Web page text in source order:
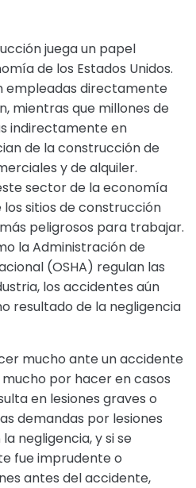
juega un papel
de los Estados Unidos.
empleadas directamente
mientras que millones de
indirectamente en
de la construcción de
y de alquiler.
sector de la economía
los sitios de construcción
peligrosos para trabajar.
la Administración de
(OSHA) regulan las
los accidentes aún
resultado de la negligencia
mucho ante un accidente
por hacer en casos
en lesiones graves o
demandas por lesiones
negligencia, y si se
fue imprudente o
antes del accidente,